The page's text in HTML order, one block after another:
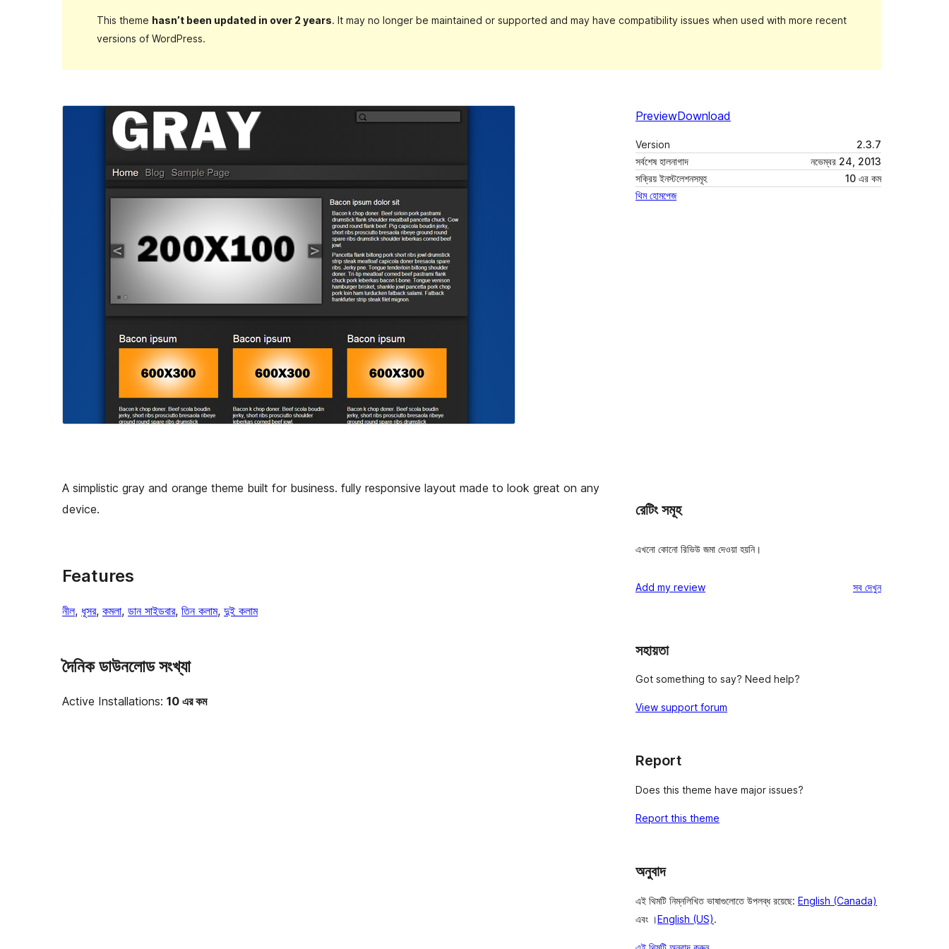
This theme hasn’t been updated in over 2 years. It may no longer be maintained or supported and may have compatibility issues when used with more recent
versions of WordPress.
PreviewDownload
Version
2.3.7
সর্বশেষ হালনাগাদ
নভেম্বর 24, 2013
সক্রিয় ইনস্টলেশনসমূহ
10 এর কম
থিম হোমপেজ
A simplistic gray and orange theme built for business. fully responsive layout made to look great on any
device.
Features
নীল, ধূসর, কমলা, ডান সাইডবার, তিন কলাম, দুই কলাম
দৈনিক ডাউনলোড সংখ্যা
Active Installations: 10 এর কম
রেটিং সমূহ
এখনো কোনো রিভিউ জমা দেওয়া হয়নি।
Add my review সবরিভিউ
দেখুন
সহায়তা
Got something to say? Need help?
View support forum
Report
Does this theme have major issues?
Report this theme
অনুবাদ
এই থিমটি নিম্নলিখিত ভাষাগুলোতে উপলব্ধ রয়েছে: English (Canada)
এবং ।English (US).